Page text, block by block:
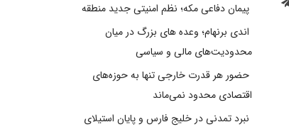
پیمان دفاعی مکه؛ نظم امنیتی جدید منطقه
اندی برنهام؛ وعده های بزرگ در میان
محدودیت‌های مالی و سیاسی
حضور هر قدرت خارجی تنها به حوزه‌های
اقتصادی محدود نمی‌ماند
نبرد تمدنی در خلیج فارس و پایان استیلای